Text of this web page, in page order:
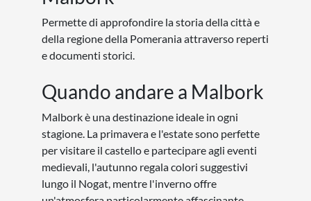
Permette di approfondire la storia della città e
della regione della Pomerania attraverso reperti
e documenti storici.
Quando andare a Malbork
Malbork è una destinazione ideale in ogni
stagione. La primavera e l'estate sono perfette
per visitare il castello e partecipare agli eventi
medievali, l'autunno regala colori suggestivi
lungo il Nogat, mentre l'inverno offre